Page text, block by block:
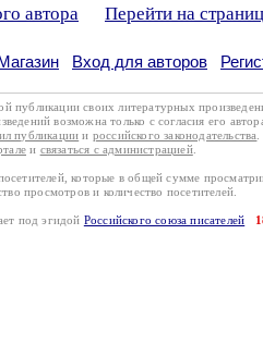
автора Перейти на
Вход для авторов
публикации своих литературных
возможна только с согласия его
публикации и российского законодательства
и связаться с администрацией.
которые в общей сумме
просмотров и количество посетителей.
под эгидой Российского союза писателей